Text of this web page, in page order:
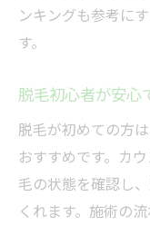
ンキングも参考に
す。
脱毛初心者が安心
脱毛が初めての方
おすすめです。カ
毛の状態を確認し
くれます。施術の